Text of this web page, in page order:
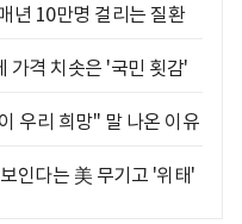
년 10만명 걸리는 질환
가격 치솟은 '국민 횟감'
우리 희망" 말 나온 이유
인다는 美 무기고 '위태'